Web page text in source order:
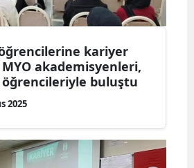
kariyer
akademisyenleri,
buluştu
2025